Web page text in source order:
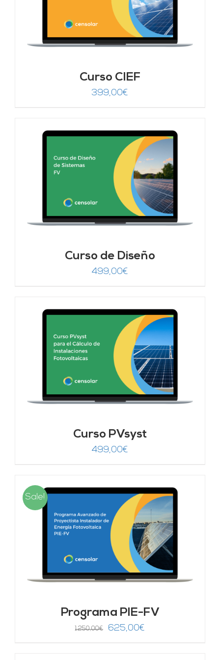
Curso CIEF
399,00€
Curso de Diseño
499,00€
Curso PVsyst
499,00€
Sale!
Programa PIE-FV
1.250,00€
El
625,00€